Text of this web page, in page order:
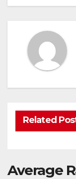
Related
Average